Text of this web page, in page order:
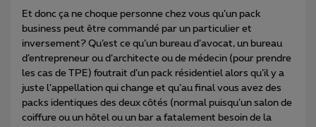
Et donc ça ne choque personne chez vous qu’un pack
business peut être commandé par un particulier et
inversement? Qu’est ce qu’un bureau d’avocat, un bureau
d’entrepreneur ou d’architecte ou de médecin (pour prendre
les cas de TPE) foutrait d’un pack résidentiel alors qu’il y a
juste l’appellation qui change et qu’au final vous avez des
packs identiques des deux côtés (normal puisqu’un salon de
coiffure ou un hôtel ou un bar a fatalement besoin de la